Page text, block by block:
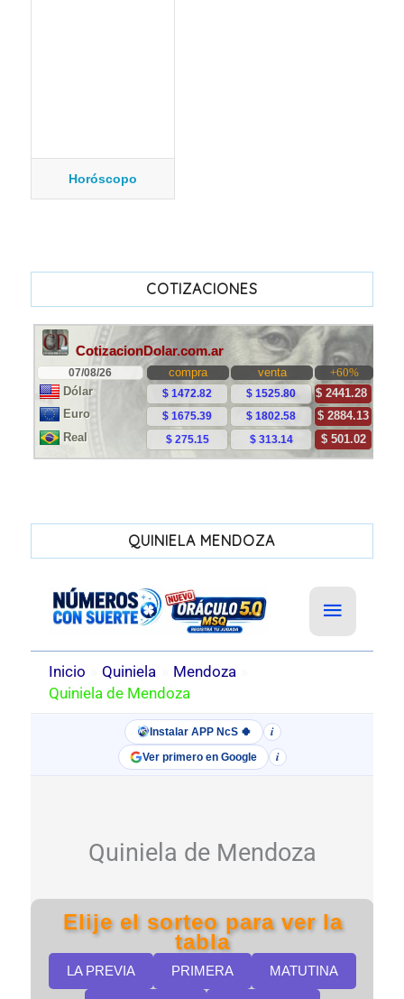
Horóscopo
COTIZACIONES
QUINIELA MENDOZA